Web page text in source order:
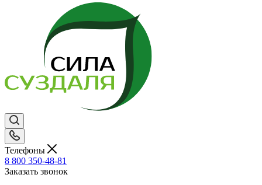
Телефоны
8 800 350-48-81
Заказать звонок